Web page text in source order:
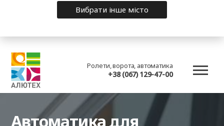
Ролети, ворота, автоматика
+38 (067) 129-47-00
Автоматика для
Вибрати інше місто